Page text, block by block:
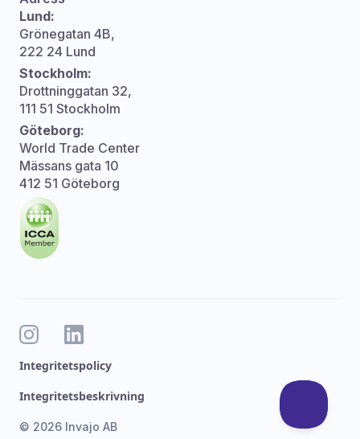
Lund:
Grönegatan 4B,
222 24 Lund
Stockholm:
Drottninggatan 32,
111 51 Stockholm
Göteborg:
World Trade Center
Mässans gata 10
412 51 Göteborg
© 2026 Invajo AB
Integritetspolicy
Integritetsbeskrivning